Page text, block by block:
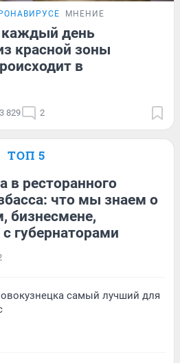
МНЕНИЕ
день
красной зоны
в
3 829 2
ТОП 5
в ресторанного
что мы знаем о
бизнесмене,
губернаторами
самый лучший для